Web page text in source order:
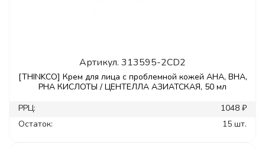
Артикул. 313595-2CD2
[THINKCO] Крем для лица с проблемной кожей AHA, BHA,
PHA КИСЛОТЫ / ЦЕНТЕЛЛА АЗИАТСКАЯ, 50 мл
РРЦ:
1048 ₽
Остаток:
15 шт.